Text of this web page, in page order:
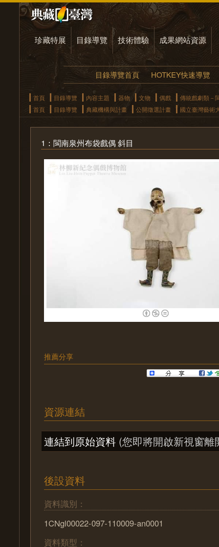
珍藏特展 目錄導覽 技術體驗 成果網站資源
目錄導覽首頁 HOTKEY快速導覽
首頁 目錄導覽 內容主題 器物 文物 偶戲
傳統戲劇類－
首頁
目錄導覽 典藏機構與計畫 公開徵選計畫 國立臺灣藝術
1：閩南泉州布袋戲偶 斜目
推薦分享
資源連結
連結到原始資料 (您即將開啟新視窗離
後設資料
資料識別：
1CNgl00022-097-110009-an0001
資料類型：